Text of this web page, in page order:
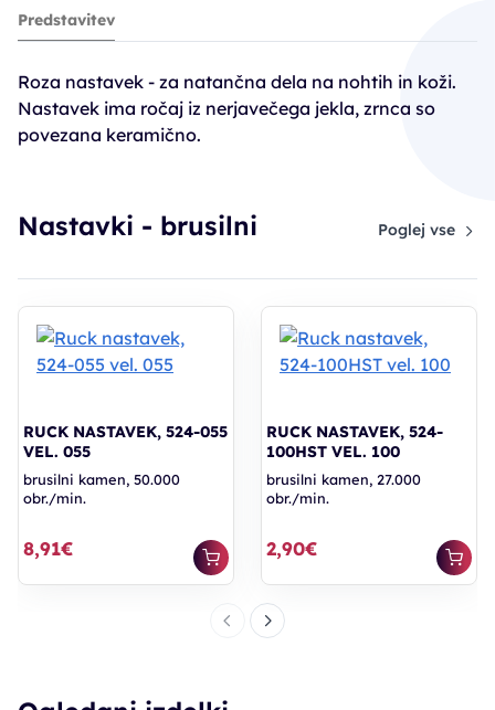
Ruck nastavek, 652ROSA vel. 033
5,90€
Predstavitev
Roza nastavek - za natančna dela na nohtih in koži.
Nastavek ima ročaj iz nerjavečega jekla, zrnca so
povezana keramično.
Nastavki - brusilni Poglej vse
RUCK NASTAVEK, 524-055
VEL. 055
brusilni kamen, 50.000
obr./min.
8,91€
RUCK NASTAVEK, 524-
100HST VEL. 100
brusilni kamen, 27.000
obr./min.
2,90€